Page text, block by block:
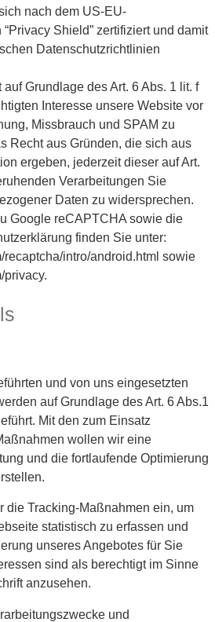
nach dem US-EU-
Shield” zertifiziert und damit
Datenschutzrichtlinien
Grundlage des Art. 6 Abs. 1 lit. f
Interesse unsere Website vor
Missbrauch und SPAM zu
Recht aus Gründen, die sich aus
ergeben, jederzeit dieser auf Art.
Verarbeitungen Sie
Daten zu widersprechen.
Google reCAPTCHA sowie die
finden Sie unter:
recaptcha/intro/android.html sowie
privacy.
und von uns eingesetzten
auf Grundlage des Art. 6 Abs.1
Mit den zum Einsatz
wollen wir eine
und die fortlaufende Optimierung
die Tracking-Maßnahmen ein, um
statistisch zu erfassen und
unseres Angebotes für Sie
sind als berechtigt im Sinne
anzusehen.
und